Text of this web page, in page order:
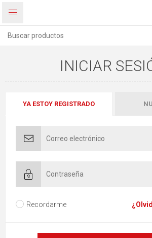
INICIAR
YA ESTOY REGISTRADO
Recordarme